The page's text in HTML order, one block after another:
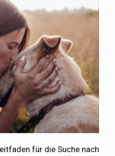
für die Suche nach